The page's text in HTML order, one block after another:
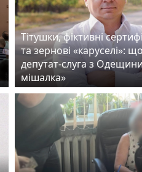
Тітушки, фіктивні
та зернові «каруселі»:
депутат-слуга з
мішалка»